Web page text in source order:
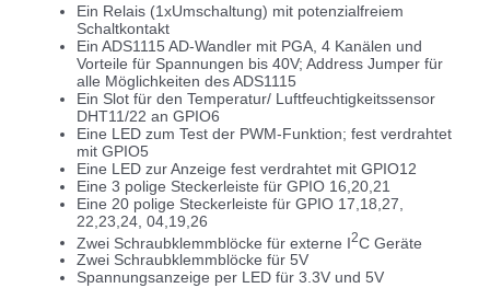
Ein Relais (1xUmschaltung) mit potenzialfreiem
Schaltkontakt
Ein ADS1115 AD-Wandler mit PGA, 4 Kanälen und
Vorteile für Spannungen bis 40V; Address Jumper für
alle Möglichkeiten des ADS1115
Ein Slot für den Temperatur/ Luftfeuchtigkeitssensor
DHT11/22 an GPIO6
Eine LED zum Test der PWM-Funktion; fest verdrahtet
mit GPIO5
Eine LED zur Anzeige fest verdrahtet mit GPIO12
Eine 3 polige Steckerleiste für GPIO 16,20,21
Eine 20 polige Steckerleiste für GPIO 17,18,27,
22,23,24, 04,19,26
Zwei Schraubklemmblöcke für externe I2C Geräte
Zwei Schraubklemmblöcke für 5V
Spannungsanzeige per LED für 3.3V und 5V